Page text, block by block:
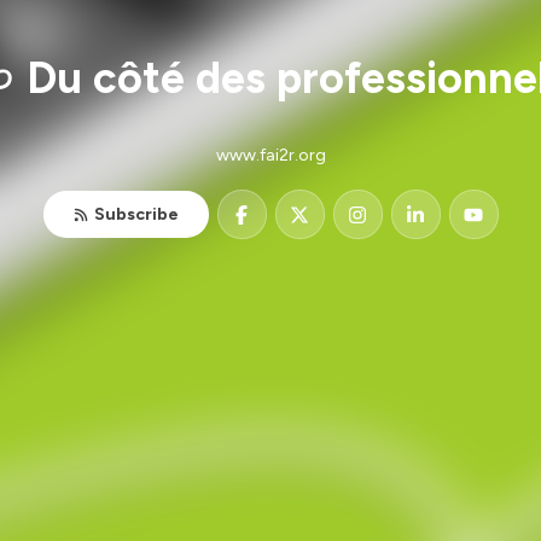
Du côté des
www.fai2r.org
Subscribe